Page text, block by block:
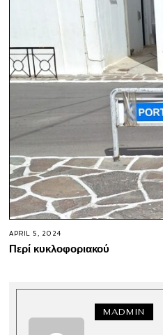
APRIL 5, 2024
Περί κυκλοφοριακού
MADMIN